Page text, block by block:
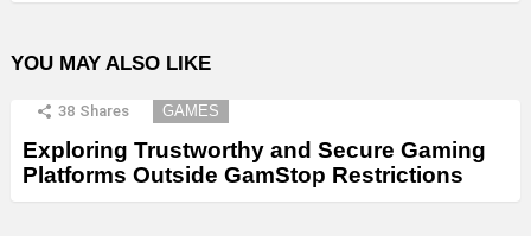
YOU MAY ALSO LIKE
38 Shares GAMES
Exploring Trustworthy and Secure Gaming
Platforms Outside GamStop Restrictions